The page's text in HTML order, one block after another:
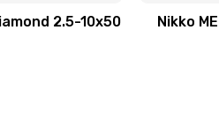
2.5-10x50 Nikko